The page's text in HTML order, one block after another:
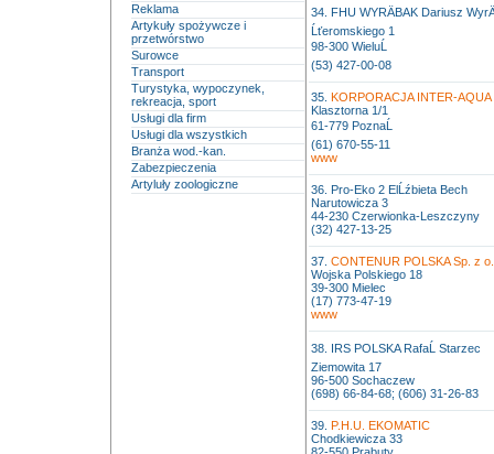
Reklama
Artykuły spożywcze i
przetwórstwo
Surowce
Transport
Turystyka, wypoczynek,
rekreacja, sport
Usługi dla firm
Usługi dla wszystkich
Branża wod.-kan.
Zabezpieczenia
Artyluły zoologiczne
34. FHU WYRÄBAK Dariusz
Ĺťeromskiego 1
98-300 WieluĹ
(53) 427-00-08
35. KORPORACJA INTER-AQUA
Klasztorna 1/1
61-779 PoznaĹ
(61) 670-55-11
www
36. Pro-Eko 2 ElĹźbieta Bech
Narutowicza 3
44-230 Czerwionka-Leszczyny
(32) 427-13-25
37. CONTENUR POLSKA Sp. z
Wojska Polskiego 18
39-300 Mielec
(17) 773-47-19
www
38. IRS POLSKA RafaĹ Starzec
Ziemowita 17
96-500 Sochaczew
(698) 66-84-68; (606) 31-26-83
39. P.H.U. EKOMATIC
Chodkiewicza 33